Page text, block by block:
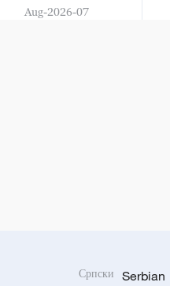
07-Aug-2026
Serbian
Српски